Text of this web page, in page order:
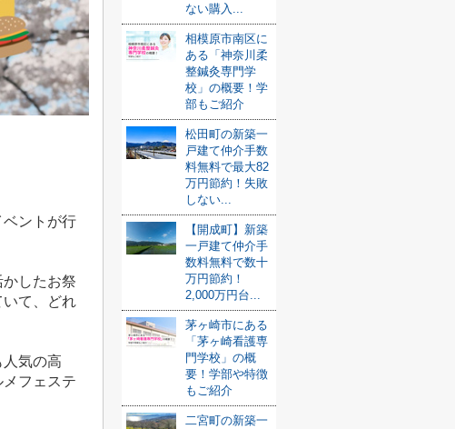
ントが行
したお祭
いて、どれ
気の高
フェステ
ない購入...
相模原市南区に
ある「神奈川柔
整鍼灸専門学
校」の概要！学
部もご紹介
松田町の新築一
戸建て仲介手数
料無料で最大82
万円節約！失敗
しない...
【開成町】新築
一戸建て仲介手
数料無料で数十
万円節約！
2,000万円台...
茅ヶ崎市にある
「茅ヶ崎看護専
門学校」の概
要！学部や特徴
もご紹介
二宮町の新築一